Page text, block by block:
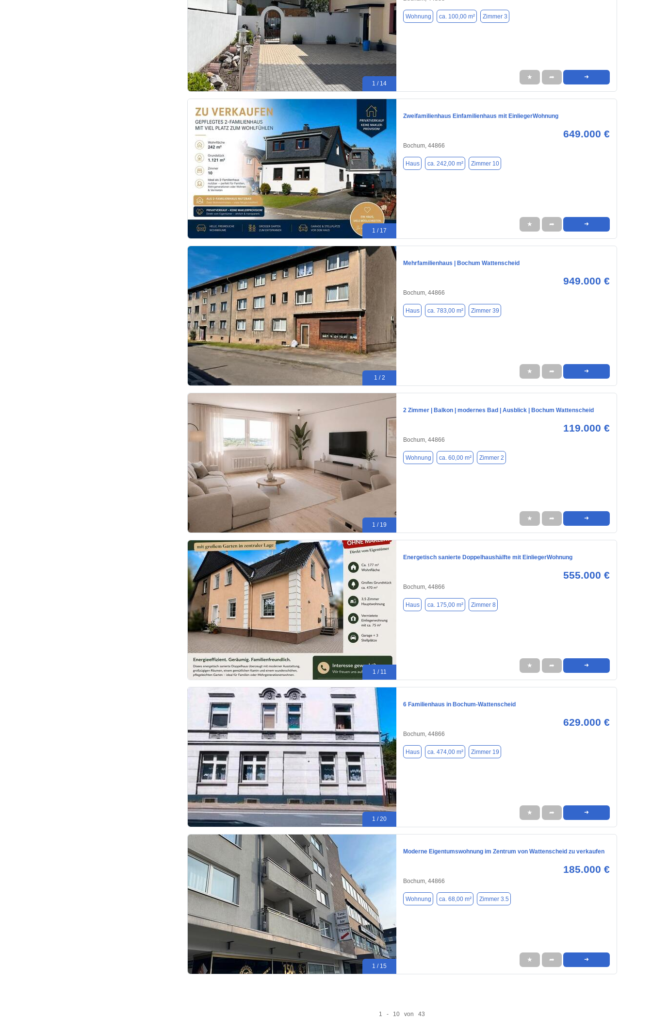
1 / 14
Wohnung ca. 100,00 m² Zimmer 3
★ ➦ ➜
1 / 17
Zweifamilienhaus Einfamilienhaus mit EinliegerWohnung
649.000 €
Bochum, 44866
Haus ca. 242,00 m² Zimmer 10
★ ➦ ➜
1 / 2
Mehrfamilienhaus | Bochum Wattenscheid
949.000 €
Bochum, 44866
Haus ca. 783,00 m² Zimmer 39
★ ➦ ➜
1 / 19
2 Zimmer | Balkon | modernes Bad | Ausblick | Bochum Wattenscheid
119.000 €
Bochum, 44866
Wohnung ca. 60,00 m² Zimmer 2
★ ➦ ➜
1 / 11
Energetisch sanierte Doppelhaushälfte mit EinliegerWohnung
555.000 €
Bochum, 44866
Haus ca. 175,00 m² Zimmer 8
★ ➦ ➜
1 / 20
6 Familienhaus in Bochum-Wattenscheid
629.000 €
Bochum, 44866
Haus ca. 474,00 m² Zimmer 19
★ ➦ ➜
1 / 15
Moderne Eigentumswohnung im Zentrum von Wattenscheid zu verkaufen
185.000 €
Bochum, 44866
Wohnung ca. 68,00 m² Zimmer 3.5
★ ➦ ➜
1 - 10 von 43